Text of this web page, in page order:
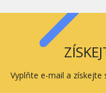
Vyplňte e-mail a získejte